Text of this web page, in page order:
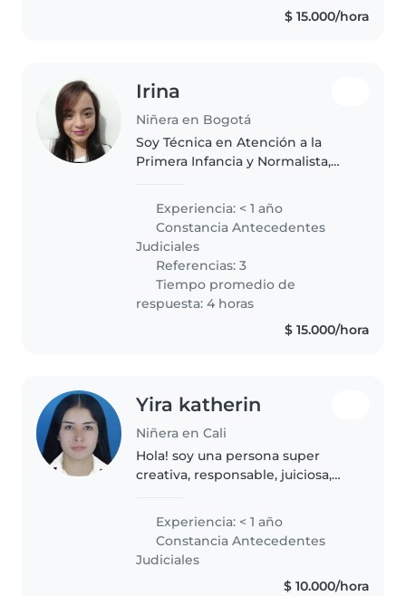
$ 15.000/hora
Irina
Niñera en Bogotá
Soy Técnica en Atención a la
Primera Infancia y Normalista,
estimulación de niños y niñas.
Me considero empática,
responsable y amable. Me
encanta leer..
Experiencia: < 1 año
Constancia Antecedentes
Judiciales
Referencias: 3
Tiempo promedio de
respuesta: 4 horas
$ 15.000/hora
Yira katherin
Niñera en Cali
Hola! soy una persona super
creativa, responsable, juiciosa,
los peques enseñarles, cuidar de
ellos además trabaje 6 meses en
un colegio en la ciudad de..
Experiencia: < 1 año
Constancia Antecedentes
Judiciales
$ 10.000/hora